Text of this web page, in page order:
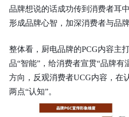
品牌想说的话成功传到消费者耳
形成品牌心智，加深消费者与品牌
整体看， 厨电品牌的PCG内容主
品“智能”， 给消费者宣贯“品牌有
方向，反观消费者UCG内容， 在
两点“认知”。